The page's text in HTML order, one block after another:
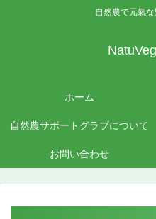
自然農で元氣
ホーム
自然農サポートグラブについて
お問い合わせ